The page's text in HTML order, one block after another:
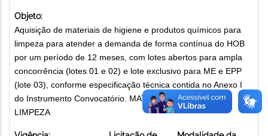
Objeto:
Aquisição de materiais de higiene e produtos químicos para
limpeza para atender a demanda de forma contínua do HOB
por um período de 12 meses, com lotes abertos para ampla
concorrência (lotes 01 e 02) e lote exclusivo para ME e EPP
(lote 03), conforme especificação técnica contida no Anexo I
do Instrumento Convocatório. MATERIAIS DE HIGIENE E
LIMPEZA